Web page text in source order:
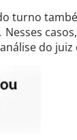
turno
do